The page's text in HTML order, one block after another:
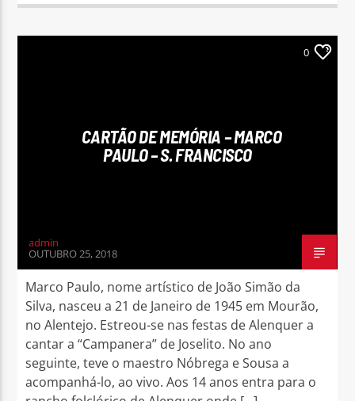
0
CARTÃO DE MEMÓRIA – MARCO
PAULO – S. FRANCISCO
admin
OUTUBRO 25, 2018
Marco Paulo, nome artístico de João Simão da
Silva, nasceu a 21 de Janeiro de 1945 em Mourão,
no Alentejo. Estreou-se nas festas de Alenquer a
cantar a “Campanera” de Joselito. No ano
seguinte, teve o maestro Nóbrega e Sousa a
acompanhá-lo, ao vivo. Aos 14 anos entra para o